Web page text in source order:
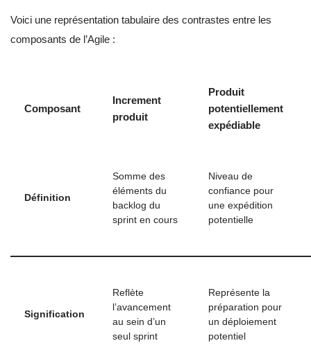
Voici une représentation tabulaire des contrastes entre les
composants de l’Agile :
Composant
Increment
produit
Produit
potentiellement
expédiable
Définition
Somme des
éléments du
backlog du
sprint en cours
Niveau de
confiance pour
une expédition
potentielle
Signification
Reflète
l’avancement
au sein d’un
seul sprint
Représente la
préparation pour
un déploiement
potentiel